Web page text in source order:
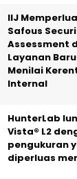
IIJ
Safous
Assessment
Layanan
Menilai
Internal
HunterLab
Vista® L2
pengukuran
diperluas